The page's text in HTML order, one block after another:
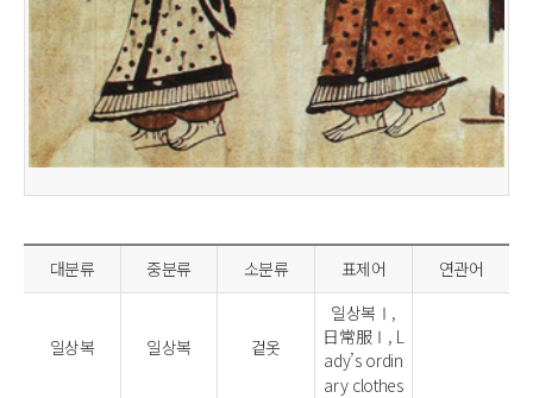
대분류 중분류 소분류 표제어 연관어
일상복 일상복 겉옷
일상복Ⅰ,
日常服Ⅰ, L
ady’s ordin
ary clothes